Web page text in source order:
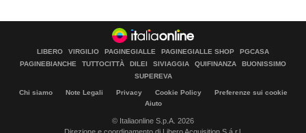
LIBERO VIRGILIO PAGINEGIALLE PAGINEGIALLE SHOP
PGCASA
PAGINEBIANCHE
TUTTOCITTÀ DILEI SIVIAGGIA QUIFINANZA
BUONISSIMO
SUPEREVA
Chi siamo Note Legali Privacy Cookie Policy
Preferenze sui cookie
Aiuto
© Italiaonline S.p.A. 2026